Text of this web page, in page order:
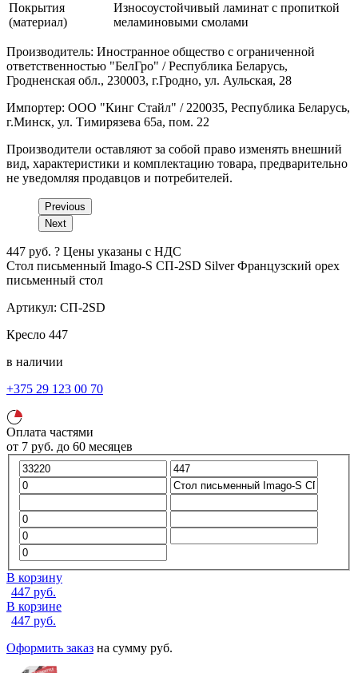
Покрытия
(материал)
Износоустойчивый ламинат с пропиткой
меламиновыми смолами
Производитель: Иностранное общество с ограниченной
ответственностью "БелГро" / Республика Беларусь,
Гродненская обл., 230003, г.Гродно, ул. Аульская, 28
Импортер: ООО "Кинг Стайл" / 220035, Республика Беларусь,
г.Минск, ул. Тимирязева 65а, пом. 22
Производители оставляют за собой право изменять внешний
вид, характеристики и комплектацию товара, предварительно
не уведомляя продавцов и потребителей.
Previous
Next
447 руб. ? Цены указаны с НДС
Стол письменный Imago-S СП-2SD Silver Французский орех
письменный стол
Артикул: СП-2SD
Кресло 447
в наличии
+375 29 123 00 70
Оплата частями
от 7 руб. до 60 месяцев
В корзину
447 руб.
В корзине
447 руб.
Оформить заказ на сумму руб.